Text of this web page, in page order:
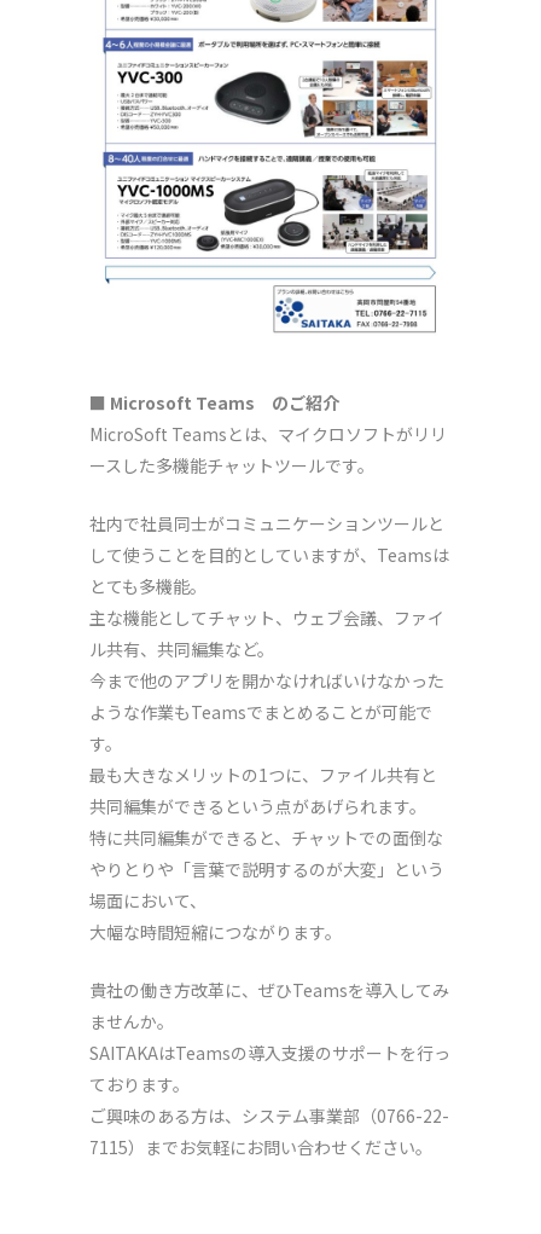
■ Microsoft Teams のご紹介
MicroSoft Teamsとは、マイクロソフトがリリ
ースした多機能チャットツールです。
社内で社員同士がコミュニケーションツールと
して使うことを目的としていますが、Teamsは
とても多機能。
主な機能としてチャット、ウェブ会議、ファイ
ル共有、共同編集など。
今まで他のアプリを開かなければいけなかった
ような作業もTeamsでまとめることが可能で
す。
最も大きなメリットの1つに、ファイル共有と
共同編集ができるという点があげられます。
特に共同編集ができると、チャットでの面倒な
やりとりや「言葉で説明するのが大変」という
場面において、
大幅な時間短縮につながります。
貴社の働き方改革に、ぜひTeamsを導入してみ
ませんか。
SAITAKAはTeamsの導入支援のサポートを行っ
ております。
ご興味のある方は、システム事業部（0766-22-
7115）までお気軽にお問い合わせください。